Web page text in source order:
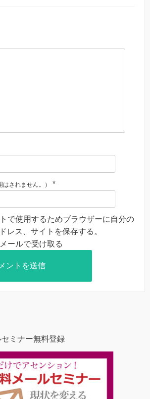
されません。） *
で使用するためブラウザーに自分の
レス、サイトを保存する。
ールで受け取る
ミナー無料登録